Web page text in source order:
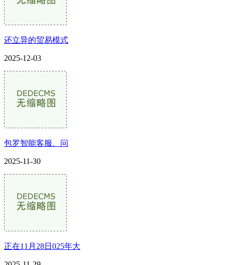
还立异的贸易模式
2025-12-03
包罗智能客服、问
2025-11-30
正在11月28日025年大